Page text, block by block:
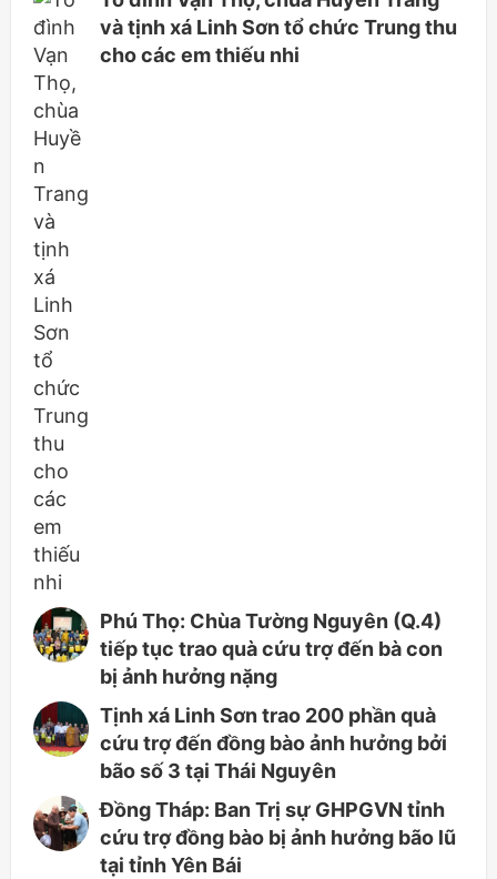
và tịnh xá Linh Sơn tổ chức Trung thu
cho các em thiếu nhi
Phú Thọ: Chùa Tường Nguyên (Q.4)
tiếp tục trao quà cứu trợ đến bà con
bị ảnh hưởng nặng
Tịnh xá Linh Sơn trao 200 phần quà
cứu trợ đến đồng bào ảnh hưởng bởi
bão số 3 tại Thái Nguyên
Đồng Tháp: Ban Trị sự GHPGVN tỉnh
cứu trợ đồng bào bị ảnh hưởng bão lũ
tại tỉnh Yên Bái